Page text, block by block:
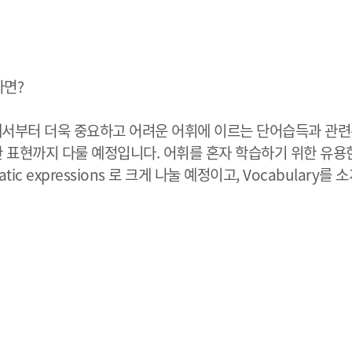
?
부터 더욱 중요하고 어려운 어휘에 이르는 단어습득과 관
현까지 다룰 예정입니다. 어휘를 혼자 학습하기 위한 유
로 크게 나눌 예정이고, Vocabulary를 소